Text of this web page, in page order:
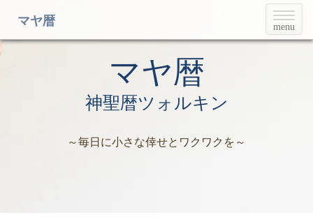
T
o
g
menu
マヤ暦
マヤ暦
神聖暦ツォルキン
～毎日に小さな倖せとワクワクを～